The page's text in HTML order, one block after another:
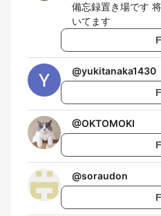
備忘録置き場です
いてます
@yukitanaka1430
@OKTOMOKI
@soraudon